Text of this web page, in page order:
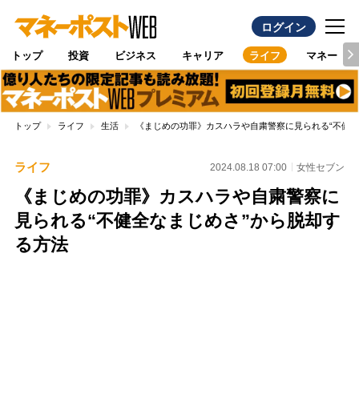
ログイン
トップ 投資 ビジネス キャリア ライフ マネー
トップ ライフ 生活 《まじめの功罪》カスハラや自粛警察に見られる“不健
ライフ 2024.08.18 07:00 女性セブン
《まじめの功罪》カスハラや自粛警察に
見られる“不健全なまじめさ”から脱却す
る方法